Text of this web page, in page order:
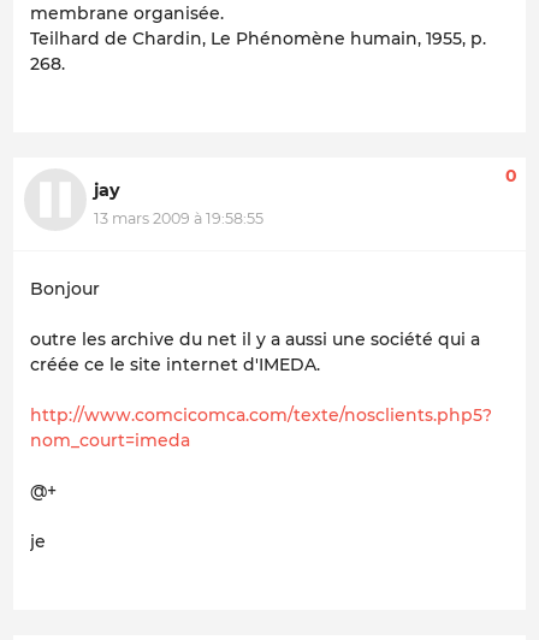
membrane organisée.
Teilhard de Chardin, Le Phénomène humain, 1955, p.
268.
jay
13 mars 2009 à 19:58:55
0
Bonjour
outre les archive du net il y a aussi une société qui a
créée ce le site internet d'IMEDA.
http://www.comcicomca.com/texte/nosclients.php5?
nom_court=imeda
@+
je